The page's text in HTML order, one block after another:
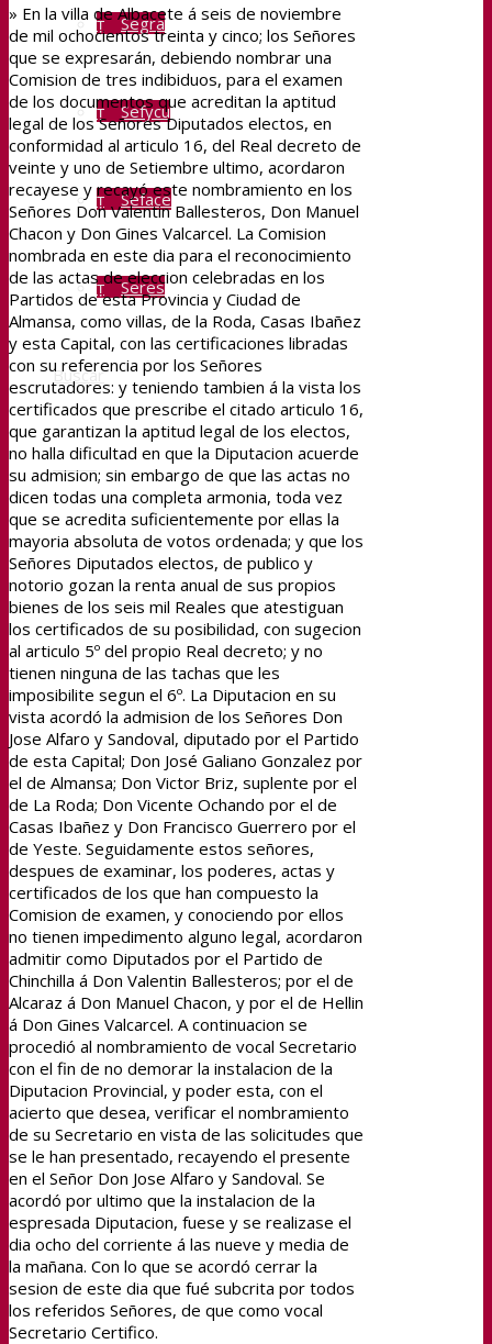
Segra
Sefycu
Seface
Seres
Buscar
Menú
» En la villa de Albacete á seis de noviembre
de mil ochocientos treinta y cinco; los Señores
que se expresarán, debiendo nombrar una
Comision de tres indibiduos, para el examen
de los documentos que acreditan la aptitud
legal de los Señores Diputados electos, en
conformidad al articulo 16, del Real decreto de
veinte y uno de Setiembre ultimo, acordaron
recayese y recayó este nombramiento en los
Señores Don Valentin Ballesteros, Don Manuel
Chacon y Don Gines Valcarcel. La Comision
nombrada en este dia para el reconocimiento
de las actas de eleccion celebradas en los
Partidos de esta Provincia y Ciudad de
Almansa, como villas, de la Roda, Casas Ibañez
y esta Capital, con las certificaciones libradas
con su referencia por los Señores
escrutadores: y teniendo tambien á la vista los
certificados que prescribe el citado articulo 16,
que garantizan la aptitud legal de los electos,
no halla dificultad en que la Diputacion acuerde
su admision; sin embargo de que las actas no
dicen todas una completa armonia, toda vez
que se acredita suficientemente por ellas la
mayoria absoluta de votos ordenada; y que los
Señores Diputados electos, de publico y
notorio gozan la renta anual de sus propios
bienes de los seis mil Reales que atestiguan
los certificados de su posibilidad, con sugecion
al articulo 5º del propio Real decreto; y no
tienen ninguna de las tachas que les
imposibilite segun el 6º. La Diputacion en su
vista acordó la admision de los Señores Don
Jose Alfaro y Sandoval, diputado por el Partido
de esta Capital; Don José Galiano Gonzalez por
el de Almansa; Don Victor Briz, suplente por el
de La Roda; Don Vicente Ochando por el de
Casas Ibañez y Don Francisco Guerrero por el
de Yeste. Seguidamente estos señores,
despues de examinar, los poderes, actas y
certificados de los que han compuesto la
Comision de examen, y conociendo por ellos
no tienen impedimento alguno legal, acordaron
admitir como Diputados por el Partido de
Chinchilla á Don Valentin Ballesteros; por el de
Alcaraz á Don Manuel Chacon, y por el de Hellin
á Don Gines Valcarcel. A continuacion se
procedió al nombramiento de vocal Secretario
con el fin de no demorar la instalacion de la
Diputacion Provincial, y poder esta, con el
acierto que desea, verificar el nombramiento
de su Secretario en vista de las solicitudes que
se le han presentado, recayendo el presente
en el Señor Don Jose Alfaro y Sandoval. Se
acordó por ultimo que la instalacion de la
espresada Diputacion, fuese y se realizase el
dia ocho del corriente á las nueve y media de
la mañana. Con lo que se acordó cerrar la
sesion de este dia que fué subcrita por todos
los referidos Señores, de que como vocal
Secretario Certifico.